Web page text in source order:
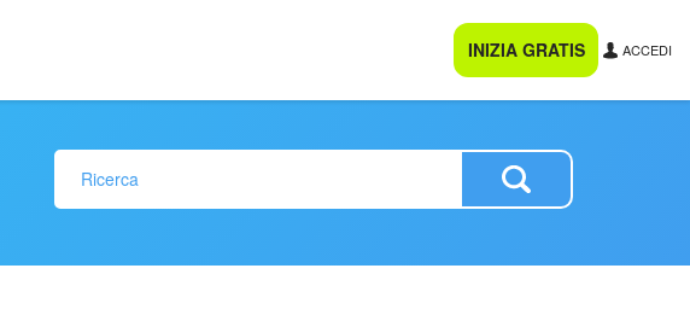
INIZIA GRATIS ACCEDI